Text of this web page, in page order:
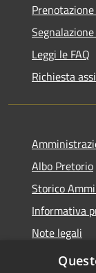
Leggi le FAQ
Richiesta
Albo Pretorio
Storico
Informativa
Note legali